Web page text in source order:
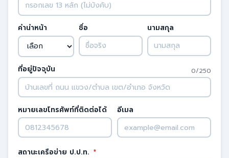
คำนำหน้า ชื่อ นามสกุล
ที่อยู่ปัจจุบัน 0/250
หมายเลขโทรศัพท์ที่ติดต่อได้ อีเมล
สถานะเครือข่าย ป.ป.ท. *